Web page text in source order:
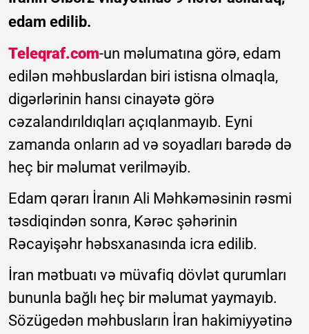
edam edilib.
Teleqraf.com-un məlumatına görə, edam
edilən məhbuslardan biri istisna olmaqla,
digərlərinin hansı cinayətə görə
cəzalandırıldıqları açıqlanmayıb. Eyni
zamanda onların ad və soyadları barədə də
heç bir məlumat verilməyib.
Edam qərarı İranın Ali Məhkəməsinin rəsmi
təsdiqindən sonra, Kərəc şəhərinin
Rəcayişəhr həbsxanasında icra edilib.
İran mətbuatı və müvafiq dövlət qurumları
bununla bağlı heç bir məlumat yaymayıb.
Sözügedən məhbusların İran hakimiyyətinə